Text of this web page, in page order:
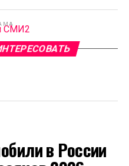
СМИ2
в России